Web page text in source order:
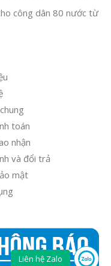
công dân 80 nước từ
toán
nhận
và đổi trả
mật
Liên hệ Zalo